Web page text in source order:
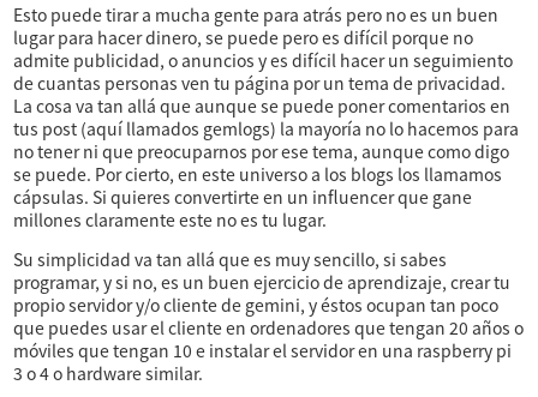
Esto puede tirar a mucha gente para atrás pero no es un buen
lugar para hacer dinero, se puede pero es difícil porque no
admite publicidad, o anuncios y es difícil hacer un seguimiento
de cuantas personas ven tu página por un tema de privacidad.
La cosa va tan allá que aunque se puede poner comentarios en
tus post (aquí llamados gemlogs) la mayoría no lo hacemos para
no tener ni que preocuparnos por ese tema, aunque como digo
se puede. Por cierto, en este universo a los blogs los llamamos
cápsulas. Si quieres convertirte en un influencer que gane
millones claramente este no es tu lugar.
Su simplicidad va tan allá que es muy sencillo, si sabes
programar, y si no, es un buen ejercicio de aprendizaje, crear tu
propio servidor y/o cliente de gemini, y éstos ocupan tan poco
que puedes usar el cliente en ordenadores que tengan 20 años o
móviles que tengan 10 e instalar el servidor en una raspberry pi
3 o 4 o hardware similar.